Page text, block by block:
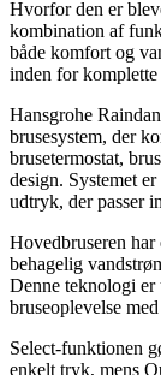
Hvorfor den er
kombination af
både komfort og
inden for komplette
Hansgrohe
brusesystem, der
brusetermostat,
design. Systemet
udtryk, der passer
Hovedbruseren
behagelig
Denne teknologi
bruseoplevelse
Select-funktionen
enkelt tryk, mens